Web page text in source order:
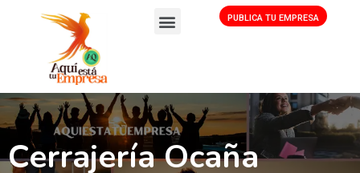
PUBLICA TU EMPRESA
Cerrajería Ocaña